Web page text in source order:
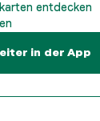
entdecken
in der App